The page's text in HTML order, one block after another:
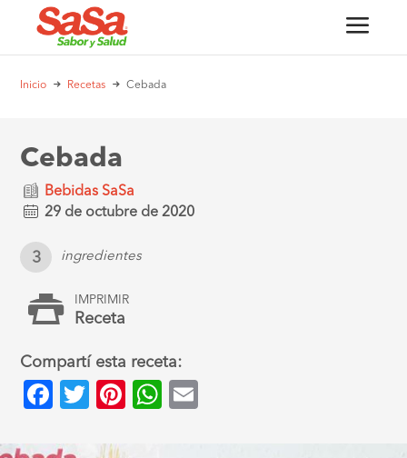
Inicio Recetas Cebada
Cebada
Bebidas SaSa
29 de octubre de 2020
3 ingredientes
IMPRIMIR
Receta
Compartí esta receta:
Facebook
TwitterPinterest
WhatsApp